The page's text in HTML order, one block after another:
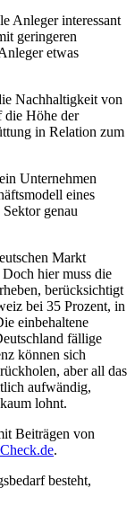
Anleger interessant
geringeren
etwas
Nachhaltigkeit von
die Höhe der
in Relation zum
Unternehmen
eines
genau
Markt
hier muss die
berücksichtigt
bei 35 Prozent, in
einbehaltene
fällige
können sich
aber all das
aufwändig,
lohnt.
Beiträgen von
.
besteht,